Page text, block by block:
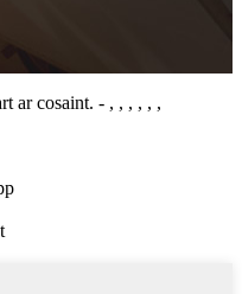
ar cosaint. - , , , , , ,